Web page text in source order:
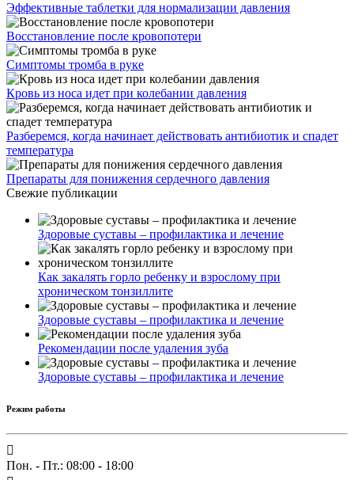
Эффективные таблетки для нормализации давления
Восстановление после кровопотери
Симптомы тромба в руке
Кровь из носа идет при колебании давления
Разберемся, когда начинает действовать антибиотик и спадет
температура
Препараты для понижения сердечного давления
Свежие публикации
Здоровые суставы – профилактика и лечение
Как закалять горло ребенку и взрослому при
хроническом тонзиллите
Здоровые суставы – профилактика и лечение
Рекомендации после удаления зуба
Здоровые суставы – профилактика и лечение
Режим работы
Пон. - Пт.: 08:00 - 18:00